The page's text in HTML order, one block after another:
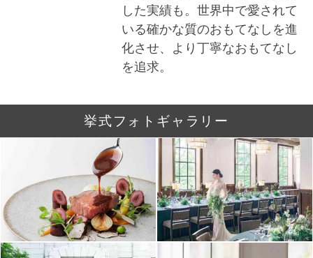
した実績も。世界中で愛されて
いる確かな質のおもてなしを進
化させ、より丁寧なおもてなし
を追求。
挙式フォトギャラリー